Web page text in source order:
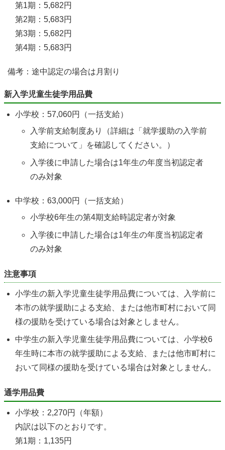
第1期：5,682円
第2期：5,683円
第3期：5,682円
第4期：5,683円
備考：途中認定の場合は月割り
新入学児童生徒学用品費
小学校：57,060円（一括支給）
入学前支給制度あり（詳細は「就学援助の入学前
支給について」を確認してください。）
入学後に申請した場合は1年生の年度当初認定者
のみ対象
中学校：63,000円（一括支給）
小学校6年生の第4期支給時認定者が対象
入学後に申請した場合は1年生の年度当初認定者
のみ対象
注意事項
小学生の新入学児童生徒学用品費については、入学前に
本市の就学援助による支給、または他市町村において同
様の援助を受けている場合は対象としません。
中学生の新入学児童生徒学用品費については、小学校6
年生時に本市の就学援助による支給、または他市町村に
おいて同様の援助を受けている場合は対象としません。
通学用品費
小学校：2,270円（年額）
内訳は以下のとおりです。
第1期：1,135円